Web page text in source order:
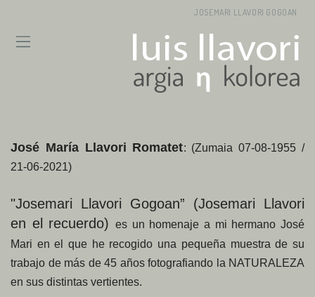
JOSEMARI LLAVORI GOGOAN
José María Llavori Romatet: (Zumaia 07-08-1955 /
21-06-2021)
"Josemari Llavori Gogoan” (Josemari Llavori
en el recuerdo) es un homenaje a mi hermano José
Mari en el que he recogido una pequeña muestra de su
trabajo de más de 45 años fotografiando la NATURALEZA
en sus distintas vertientes.